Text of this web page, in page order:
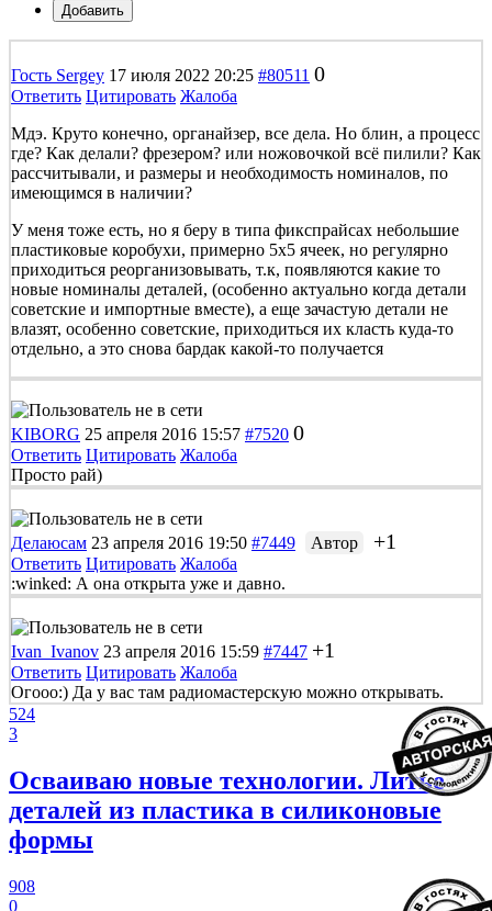
Добавить
Гость Sergey 17 июля 2022 20:25 #80511 0
Ответить Цитировать Жалоба
Мдэ. Круто конечно, органайзер, все дела. Но блин, а процесс
где? Как делали? фрезером? или ножовочкой всё пилили? Как
рассчитывали, и размеры и необходимость номиналов, по
имеющимся в наличии?
У меня тоже есть, но я беру в типа фикспрайсах небольшие
пластиковые коробухи, примерно 5х5 ячеек, но регулярно
приходиться реорганизовывать, т.к, появляются какие то
новые номиналы деталей, (особенно актуально когда детали
советские и импортные вместе), а еще зачастую детали не
влазят, особенно советские, приходиться их класть куда-то
отдельно, а это снова бардак какой-то получается
KIBORG 25 апреля 2016 15:57 #7520 0
Ответить Цитировать Жалоба
Просто рай)
Делаюсам 23 апреля 2016 19:50 #7449 Автор +1
Ответить Цитировать Жалоба
:winked: А она открыта уже и давно.
Ivan_Ivanov 23 апреля 2016 15:59 #7447 +1
Ответить Цитировать Жалоба
Огооо:) Да у вас там радиомастерскую можно открывать.
524
3
Осваиваю новые технологии. Литье
деталей из пластика в силиконовые
формы
908
0